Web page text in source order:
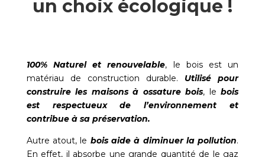
un choix écologique !
100% Naturel et renouvelable, le bois est un
matériau de construction durable. Utilisé pour
construire les maisons à ossature bois, lebois
est respectueux de l’environnement et
contribue à sa préservation.
Autre atout, le bois aide à diminuer la pollution.
En effet, il absorbe une grande quantité de le gaz